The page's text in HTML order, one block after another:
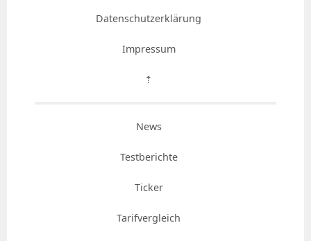
Datenschutzerklärung
Impressum
⇡
News
Testberichte
Ticker
Tarifvergleich